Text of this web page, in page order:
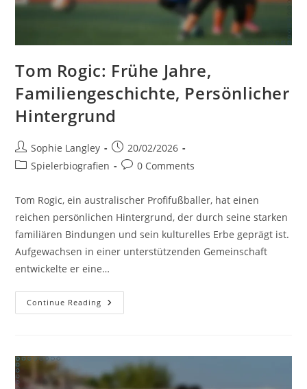
Tom Rogic: Frühe Jahre,
Familiengeschichte, Persönlicher
Hintergrund
Post
author:
Sophie Langley
Post
published:
20/02/2026
PostSpielerbiografien
Post0 Comments
Tom Rogic, ein australischer Profifußballer, hat einen
reichen persönlichen Hintergrund, der durch seine starken
familiären Bindungen und sein kulturelles Erbe geprägt ist.
Aufgewachsen in einer unterstützenden Gemeinschaft
entwickelte er eine…
Continue Reading Tom
Rogic:
Hintergrund